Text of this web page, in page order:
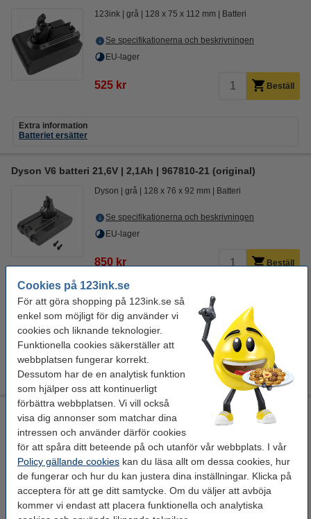
Cookies på 123ink.se
För att göra shopping på 123ink.se så
enkel som möjligt för dig använder vi
cookies och liknande teknologier.
Funktionella cookies säkerställer att
webbplatsen fungerar korrekt.
Dessutom har de en analytisk funktion
som hjälper oss att kontinuerligt
förbättra webbplatsen. Vi vill också
visa dig annonser som matchar dina
intressen och använder därför cookies
för att spåra ditt beteende på och utanför vår webbplats. I vår
Policy gällande cookies kan du läsa allt om dessa cookies, hur
de fungerar och hur du kan justera dina inställningar. Klicka på
acceptera för att ge ditt samtycke. Om du väljer att avböja
kommer vi endast att placera funktionella och analytiska
123ink grå 128 x 75 x 112 mm Batteri
Se specifikationerna och beskrivningen
EU-lager
525 kr Beställ
Extra information
Batteriet ersätter
Dyson V6 batteri 21,6V | 2,1Ah | 967810-21 (original)
Dyson grå 128 x 76 x 92 mm Batteri
Se specifikationerna och beskrivningen
EU-lager
850 kr Beställ
Andra chansen!
VÄLJ EN ANDRA CHANSEN PRODUKT
850 kr 765 kr
Extra information
Batteriet ersätter
Dyson V6 Body Cover för HEPA filter (varumärket 123ink)
1
Manual grå 123ink ADY00195
Se specifikationerna och beskrivningen
i lager
Beställ nu så skickar vi på måndag!